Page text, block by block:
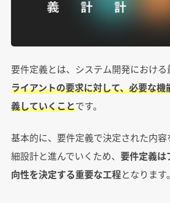
要件定義とは、システム開発における
ライアントの要求に対して、必要な
義していくことです。
基本的に、要件定義で決定された内
細設計と進んでいくため、 要件定義は
向性を決定する重要な工程となります。